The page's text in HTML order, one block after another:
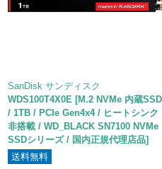
SanDisk サンディスク
WDS100T4X0E [M.2 NVMe 内蔵SSD
/ 1TB / PCIe Gen4x4 / ヒートシンク
非搭載 / WD_BLACK SN7100 NVMe
SSDシリーズ / 国内正規代理店品]
送料無料